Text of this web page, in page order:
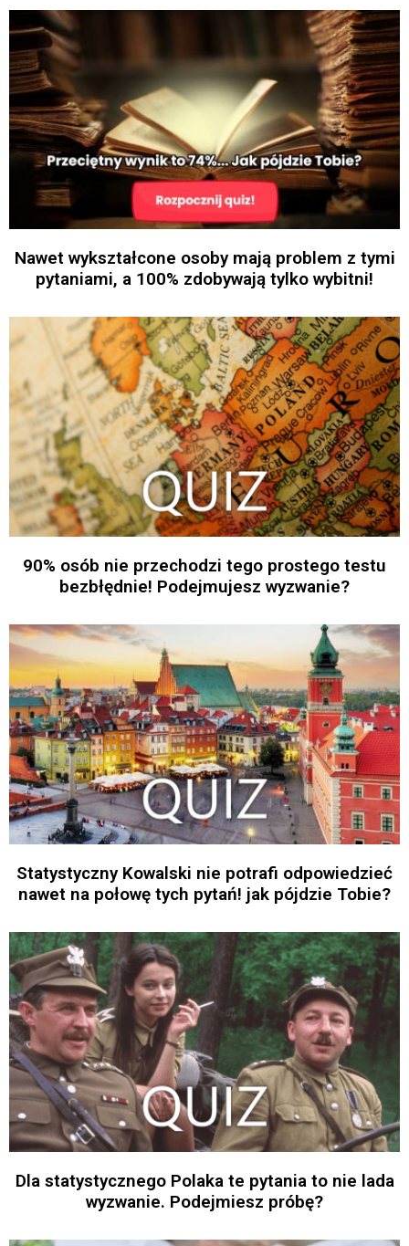
Nawet wykształcone osoby mają problem z tymi
pytaniami, a 100% zdobywają tylko wybitni!
90% osób nie przechodzi tego prostego testu
bezbłędnie! Podejmujesz wyzwanie?
Statystyczny Kowalski nie potrafi odpowiedzieć
nawet na połowę tych pytań! jak pójdzie Tobie?
Dla statystycznego Polaka te pytania to nie lada
wyzwanie. Podejmiesz próbę?